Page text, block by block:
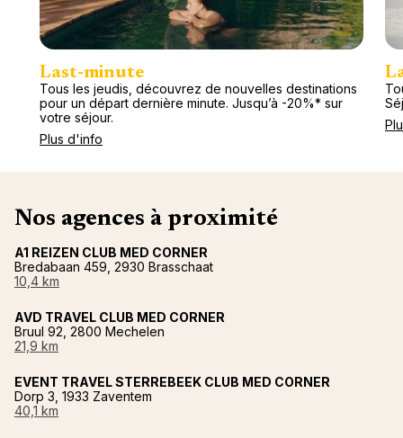
Last-minute
Tous les jeudis, découvrez de nouvelles destinations
pour un départ dernière minute. Jusqu’à -20%* sur
votre séjour.
Plus d'info
Nos agences à proximité
A1 REIZEN CLUB MED CORNER
Bredabaan 459, 2930 Brasschaat
10,4 km
AVD TRAVEL CLUB MED CORNER
Bruul 92, 2800 Mechelen
21,9 km
EVENT TRAVEL STERREBEEK CLUB MED CORNER
Dorp 3, 1933 Zaventem
40,1 km